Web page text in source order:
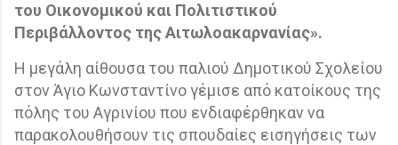
του Οικονομικού και Πολιτιστικού
Περιβάλλοντος της Αιτωλοακαρνανίας».
Η μεγάλη αίθουσα του παλιού Δημοτικού Σχολείου
στον Άγιο Κωνσταντίνο γέμισε από κατοίκους της
πόλης του Αγρινίου που ενδιαφέρθηκαν να
παρακολουθήσουν τις σπουδαίες εισηγήσεις των